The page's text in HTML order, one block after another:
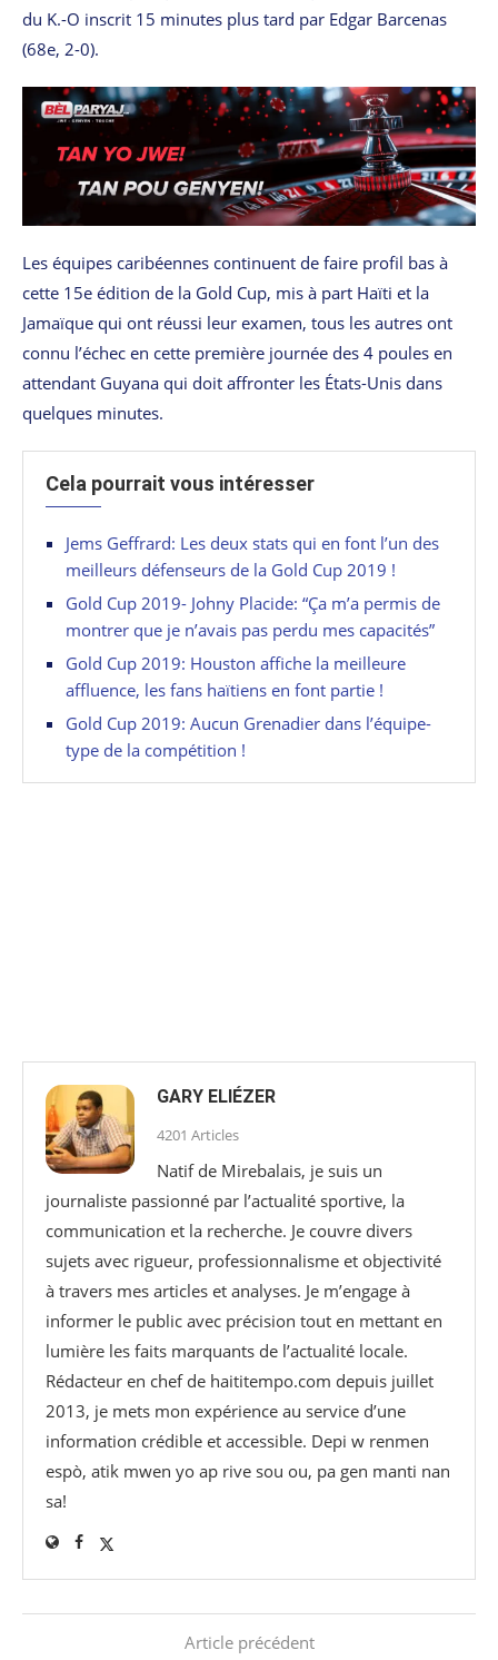
du K.-O inscrit 15 minutes plus tard par Edgar Barcenas
(68e, 2-0).
Les équipes caribéennes continuent de faire profil bas à
cette 15e édition de la Gold Cup, mis à part Haïti et la
Jamaïque qui ont réussi leur examen, tous les autres ont
connu l’échec en cette première journée des 4 poules en
attendant Guyana qui doit affronter les États-Unis dans
quelques minutes.
Cela pourrait vous intéresser
Jems Geffrard: Les deux stats qui en font l’un des
meilleurs défenseurs de la Gold Cup 2019 !
Gold Cup 2019- Johny Placide: “Ça m’a permis de
montrer que je n’avais pas perdu mes capacités”
Gold Cup 2019: Houston affiche la meilleure
affluence, les fans haïtiens en font partie !
Gold Cup 2019: Aucun Grenadier dans l’équipe-
type de la compétition !
GARY ELIÉZER
4201 Articles
Natif de Mirebalais, je suis un
journaliste passionné par l’actualité sportive, la
communication et la recherche. Je couvre divers
sujets avec rigueur, professionnalisme et objectivité
à travers mes articles et analyses. Je m’engage à
informer le public avec précision tout en mettant en
lumière les faits marquants de l’actualité locale.
Rédacteur en chef de haititempo.com⁠ depuis juillet
2013, je mets mon expérience au service d’une
information crédible et accessible. Depi w renmen
espò, atik mwen yo ap rive sou ou, pa gen manti nan
sa!
Article précédent